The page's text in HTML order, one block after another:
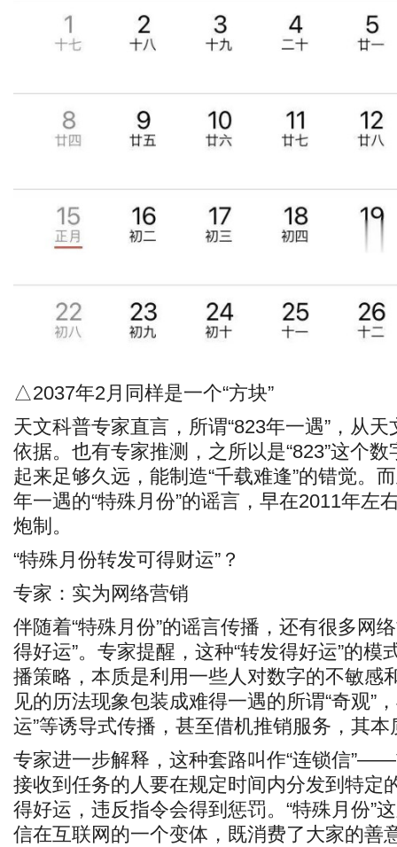
△2037年2月同样是一个“方块”
天文科普专家直言，所谓“823年一遇”，从
依据。也有专家推测，之所以是“823”这个
起来足够久远，能制造“千载难逢”的错觉。
年一遇的“特殊月份”的谣言，早在2011年左
炮制。
“特殊月份转发可得财运”？
专家：实为网络营销
伴随着“特殊月份”的谣言传播，还有很多网
得好运”。专家提醒，这种“转发得好运”的模
播策略，本质是利用一些人对数字的不敏感
见的历法现象包装成难得一遇的所谓“奇观”
运”等诱导式传播，甚至借机推销服务，其
专家进一步解释，这种套路叫作“连锁信
接收到任务的人要在规定时间内分发到特定
得好运，违反指令会得到惩罚。“特殊月份”
信在互联网的一个变体，既消费了大家的善